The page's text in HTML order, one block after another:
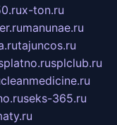
x-ton.ru
manunae.ru
tajuncos.ru
splclub.ru
cleanmedicine.ru
seks-365.ru